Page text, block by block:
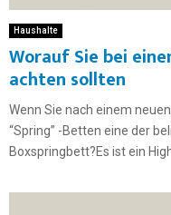
Haushalte
Worauf Sie bei
achten sollten
Wenn Sie nach einem
“Spring” -Betten eine der
Boxspringbett?Es ist ein